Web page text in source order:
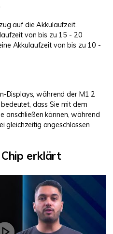
auf die Akkulaufzeit.
von bis zu 15 - 20
Akkulaufzeit von bis zu 10 -
Displays, während der M1 2
dass Sie mit dem
anschließen können, während
gleichzeitig angeschlossen
erklärt